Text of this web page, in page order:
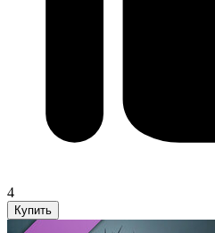
4
Купить